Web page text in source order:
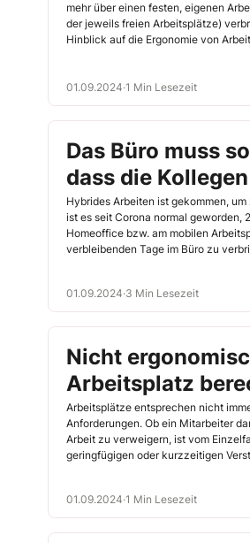
mehr über einen festen, eigenen
der jeweils freien Arbeitsplätze)
Hinblick auf die Ergonomie von
01.09.2024·1 Min Lesezeit
Das Büro muss
dass die
aus dem
Hybrides Arbeiten ist gekommen,
ist es seit Corona normal geworden,
Homeoffice bzw. am mobilen
verbleibenden Tage im Büro zu
bringt das für die Ergonomie von
01.09.2024·3 Min Lesezeit
Nicht
Arbeitsplatz
automatisch zur
Arbeitsplätze entsprechen nicht
Anforderungen. Ob ein Mitarbeiter
Arbeit zu verweigern, ist vom
geringfügigen oder kurzzeitigen
01.09.2024·1 Min Lesezeit